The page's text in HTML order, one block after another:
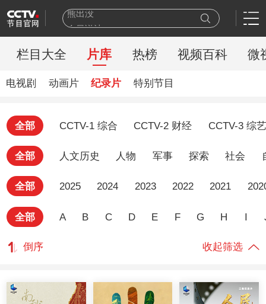
今日说法
百家讲坛
天网
新闻联播
熊出没
栏目大全 片库 热榜 视频百科 微
电视剧 动画片 纪录片 特别节目
全部 CCTV-1 综合 CCTV-2 财经 CCTV-3 综艺
全部 人文历史 人物 军事 探索 社会
全部 2025 2024 2023 2022 2021
全部 A B C D E F G H I
倒序 收起筛选